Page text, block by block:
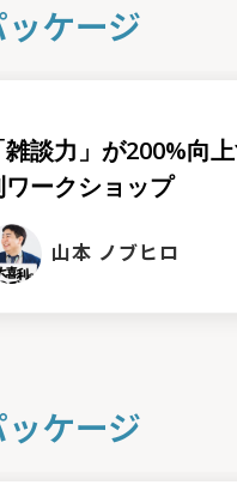
ケージ
雑談⼒」が200%向
ワークショップ
山本 ノブヒロ
ケージ